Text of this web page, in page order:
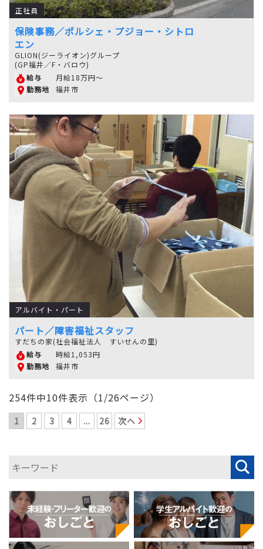
正社員
保険事務／ポルシェ・プジョー・シトロ
エン
GLION(ジーライオン)グループ
(GP福井／F・バロウ)
給与
月給18万円～
勤務地
福井市
アルバイト・パート
パート／障害福祉スタッフ
すだちの家(社会福祉法人 すいせんの里)
給与
時給1,053円
勤務地
福井市
254件中10件表示（1/26ページ）
1 2 3 4 ... 26 次へ